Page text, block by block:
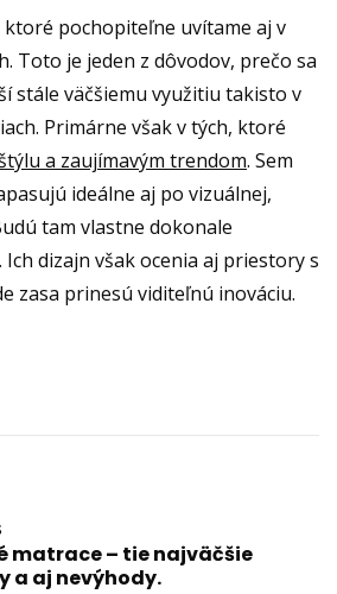
ktoré pochopiteľne uvítame aj v
Toto je jeden z dôvodov, prečo sa
stále väčšiemu využitiu takisto v
Primárne však v tých, ktoré
a zaujímavým trendom. Sem
ideálne aj po vizuálnej,
tam vlastne dokonale
dizajn však ocenia aj priestory s
zasa prinesú viditeľnú inováciu.
matrace – tie najväčšie
a aj nevýhody.